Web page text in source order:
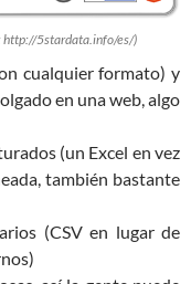
http://5stardata.info/es/)
cualquier formato) y
en una web, algo
(un Excel en vez
también bastante
(CSV en lugar de